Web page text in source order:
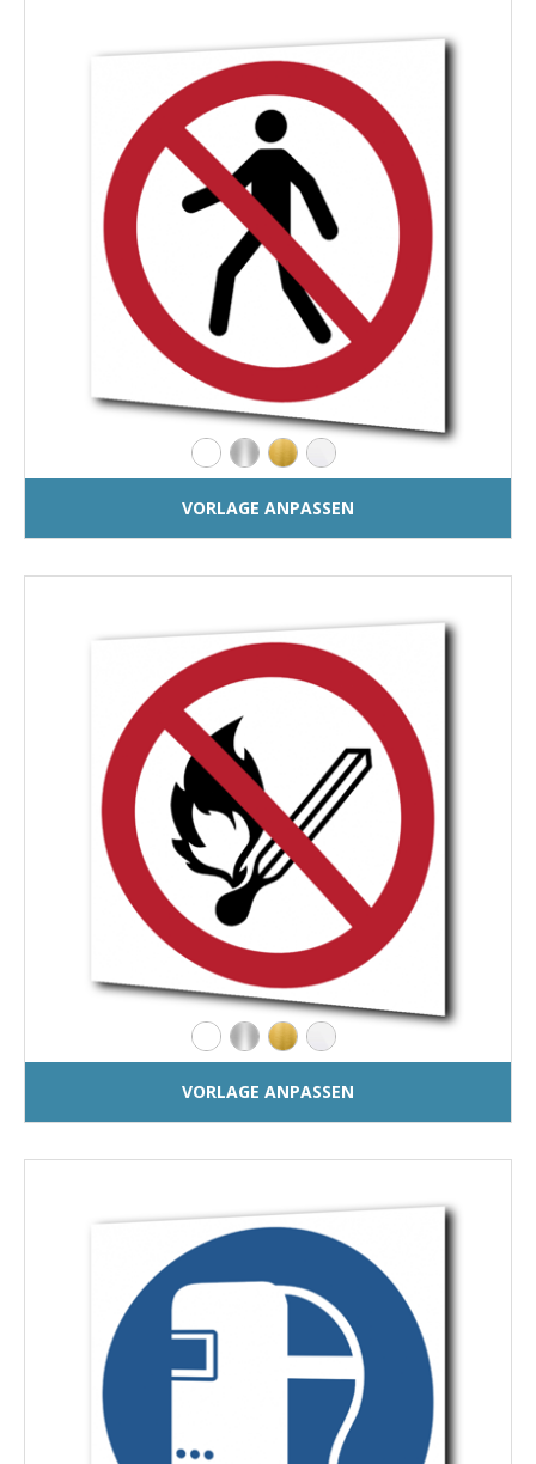
VORLAGE ANPASSEN
VORLAGE ANPASSEN